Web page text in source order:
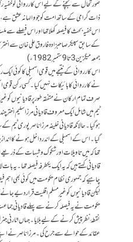
صورتحال سے بچنے کے لیے اس کارروائی کو
ذات گرامی کے ساتھ امت کو جو والہانہ عشق
اس خفیہ بحث کا فیصلہ کھلا تھا اور اس فیصلے
کے سابق سپیکر صاحبزادہ فاروق علی خان سے
جمعہ میگزین 3 تا 9 ستمبر 1982ء)
اس کارروائی کے نتیجے میں قومی اسمبلی کا کوئی
نے کارروائی کا بائیکاٹ نہیں کیا۔ کسی رکن
صرف تمام ارکان نے متفقہ طور پر قادیانیوں کو غیر
ٹیم میں شامل ایک معروف قادیانی مرزا سلیم
ہوگیا۔ حالانکہ قادیانی خلیفہ مرزا ناصر پوری
گیا۔ اس کے اسمبلی کے اندر داخل ہونے کا انداز
تھا کہ میں تاویلات اور شکوک و شبہات کے ذریعے
قادیانی کہتے ہیں کہ یہ ایک یکطرفہ فیصلہ تھا۔ یہ
چاہیے کہ جمہوری نظام حکومت میں کوئی بھی اہم
لیکن قادیانیوں کو غیر مسلم اقلیت قرار دیے جانے
حکومت نے یہ فیصلہ کرنے سے پہلے قادیانی جماعت
نقطۂ نظر پیش کرنے کے لیے بلایا۔ جہاں اٹارنی
عقائد کے حوالے سے جرح کی۔ مرزا ناصر نے اپنے